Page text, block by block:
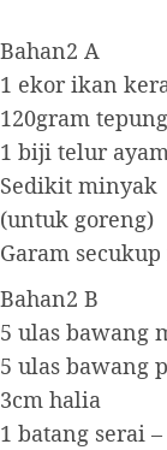
Bahan2 A
1 ekor ikan
120gram
1 biji telur
Sedikit minyak
(untuk goreng)
Garam secukup
Bahan2 B
5 ulas bawang
5 ulas bawang
3cm halia
1 batang serai